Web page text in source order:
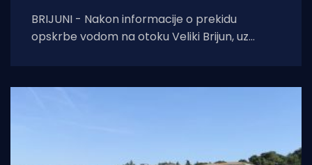
BRIJUNI - Nakon informacije o prekidu
opskrbe vodom na otoku Veliki Brijun, uz